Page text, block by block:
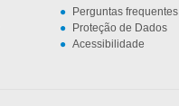
Perguntas frequentes
Proteção de Dados
Acessibilidade